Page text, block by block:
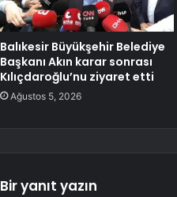
Balıkesir Büyükşehir Belediye
Başkanı Akın karar sonrası
Kılıçdaroğlu’nu ziyaret etti
Ağustos 5, 2026
Bir yanıt yazın